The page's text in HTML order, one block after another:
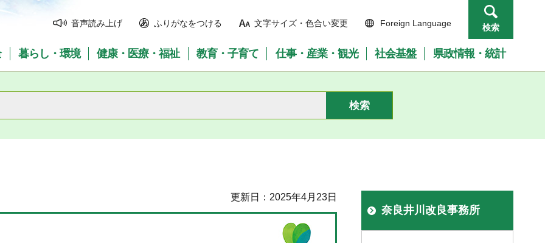
音声読み上げ ふりがなをつける 文字サイズ・色合い変更 Foreign Language 検索
暮らし・環境 健康・医療・福祉 教育・子育て 仕事・産業・観光 社会基盤 県政情報・統計
更新日：2025年4月23日
奈良井川改良事務所